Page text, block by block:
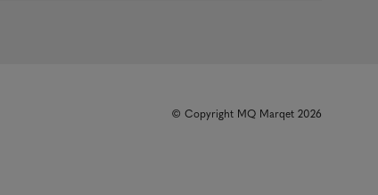
© Copyright MQ Marqet 2026